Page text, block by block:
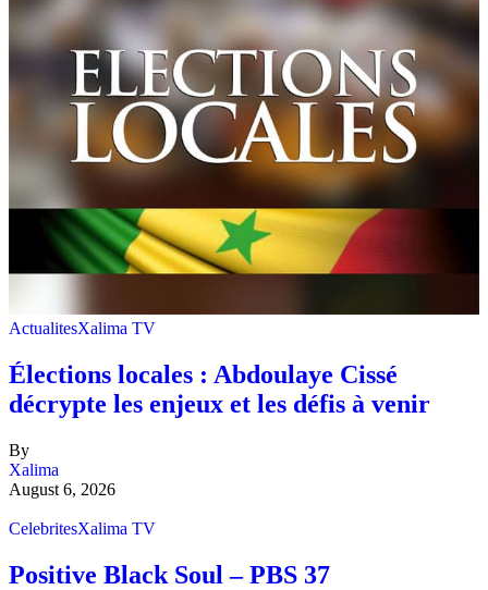
ActualitesXalima TV
Élections locales : Abdoulaye Cissé
décrypte les enjeux et les défis à venir
By
Xalima
August 6, 2026
CelebritesXalima TV
Positive Black Soul – PBS 37